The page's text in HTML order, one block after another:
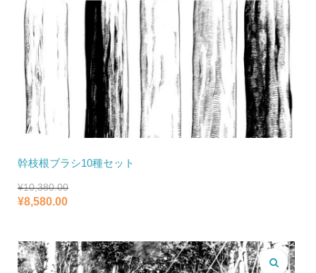
幹枝根ブラシ10種セット
¥10,380.00
元
格
は
¥10,380.00
¥8,580.00
価
格
は